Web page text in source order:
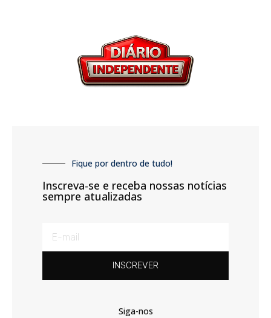
Fique por dentro de tudo!
Inscreva-se e receba nossas notícias
sempre atualizadas
INSCREVER
Siga-nos